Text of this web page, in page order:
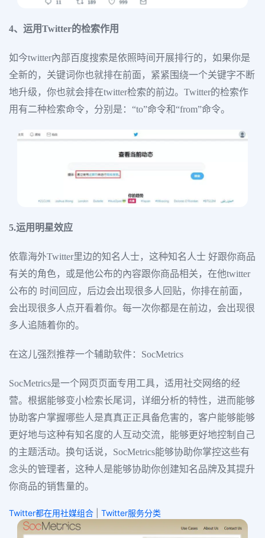
4、运用Twitter的检索作用
如今twitter內部百度搜索是依照時间开展排行的，如果你是
全新的，关键词你也就排在前面，紧紧围绕一个关键字不断
地升级，你也就会排在twitter检索的前边。Twitter的检索作
用有二种检索命令，分别是：“to”命令和“from”命令。
5.运用明星效应
依靠海外Twitter里边的知名人士，这种知名人士 好跟你商品
有关的角色，或是他公布的內容跟你商品相关，在他twitter
公布的 时间回应，后边会出现很多人回贴，你排在前面，
会出现很多人点开看着你。每一次你都是在前边，会出现很
多人追随着你的。
在这儿强烈推荐一个辅助软件：SocMetrics
SocMetrics是一个网页页面专用工具，适用社交网络的经
营。根据能够变小检索长尾词，详细分析的特性，进而能够
协助客户掌握哪些人是真真正正具备危害的，客户能够能够
更好地与这种有知名度的人互动交流，能够更好地控制自己
的主题活动。换句话说，SocMetrics能够协助你掌控这些有
念头的管理者，这种人是能够协助你创建知名品牌及其提升
你商品的销售量的。
Twitter都在用社媒组合 Twitter服务分类